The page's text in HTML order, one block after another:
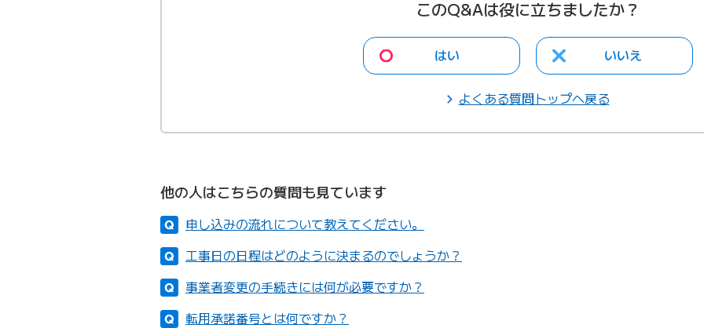
このQ&Aは役に立ちましたか？
はい いいえ
よくある質問トップへ戻る
他の人はこちらの質問も見ています
申し込みの流れについて教えてください。
工事日の日程はどのように決まるのでしょうか？
事業者変更の手続きには何が必要ですか？
転用承諾番号とは何ですか？